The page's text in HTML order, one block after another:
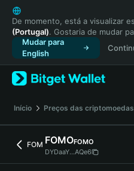
English
日本語
Tiếng Việt
Русский
Español (Latinoamérica)
Türkçe
Français
Deutsch
繁體中文
Português (Portugal)
De momento, está a visualizar
(Portugal). Gostaria de mudar
Mudar para
English
Início Preços das criptomoedas
FOM FOMOFOMO
DYDaaY...AQe6